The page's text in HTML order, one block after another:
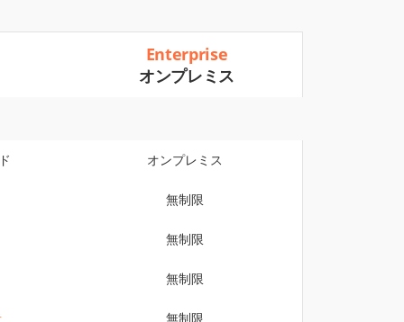
Enterprise
オンプレミス
オンプレミス
無制限
無制限
無制限
無制限